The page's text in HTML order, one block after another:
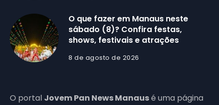
O que fazer em Manaus neste
sábado (8)? Confira festas,
shows, festivais e atrações
8 de agosto de 2026
O portal Jovem Pan News Manausé uma página